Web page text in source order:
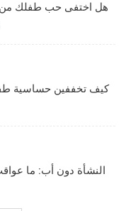
هل اختفى حب طفلك من
كيف تخففين حساسية
النشأة دون أب: ما